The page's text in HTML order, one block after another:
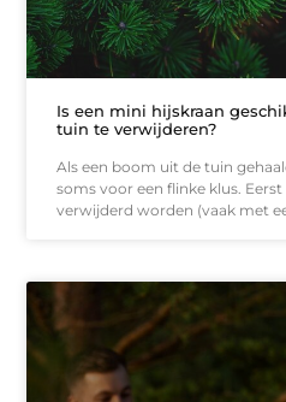
Is een mini hijskraan
tuin te verwijderen?
Als een boom uit de tuin
soms voor een flinke klus.
verwijderd worden (vaak met